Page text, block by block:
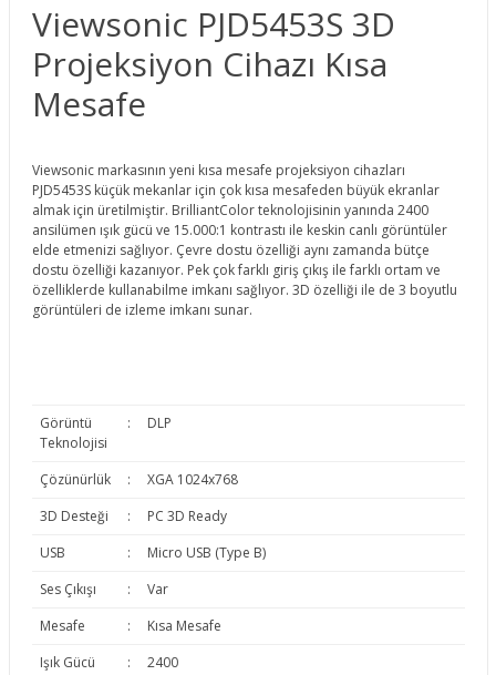
Viewsonic PJD5453S 3D
Projeksiyon Cihazı Kısa
Mesafe
Viewsonic markasının yeni kısa mesafe projeksiyon cihazları
PJD5453S küçük mekanlar için çok kısa mesafeden büyük ekranlar
almak için üretilmiştir. BrilliantColor teknolojisinin yanında 2400
ansilümen ışık gücü ve 15.000:1 kontrastı ile keskin canlı görüntüler
elde etmenizi sağlıyor. Çevre dostu özelliği aynı zamanda bütçe
dostu özelliği kazanıyor. Pek çok farklı giriş çıkış ile farklı ortam ve
özelliklerde kullanabilme imkanı sağlıyor. 3D özelliği ile de 3 boyutlu
görüntüleri de izleme imkanı sunar.
Görüntü
Teknolojisi
: DLP
Çözünürlük :
XGA 1024x768
3D Desteği
:
PC 3D Ready
USB
:
Micro USB (Type B)
Ses Çıkışı
:
Var
Mesafe
:
Kısa Mesafe
Işık Gücü
:
2400